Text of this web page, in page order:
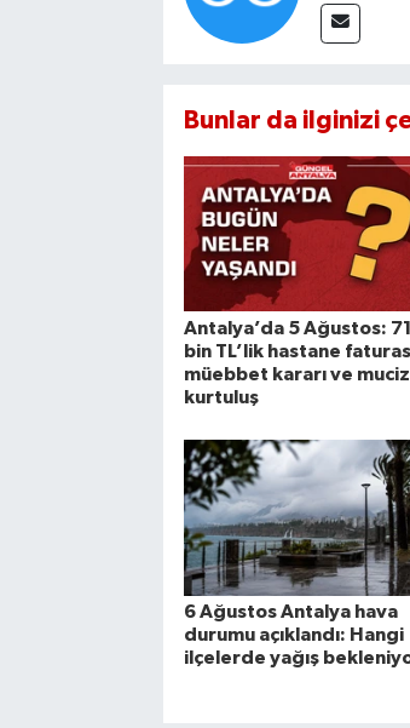
Bunlar da ilginizi
Antalya’da 5 Ağustos: 71
bin TL’lik hastane
müebbet kararı ve
kurtuluş
6 Ağustos Antalya hava
durumu açıklandı: Hangi
ilçelerde yağış